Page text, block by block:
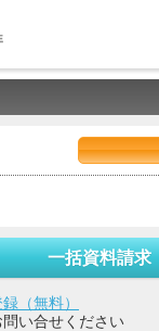
一括資料請求
（無料）
い合せください